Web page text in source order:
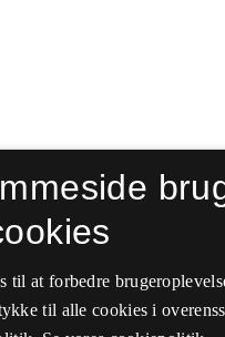
til at forbedre
til alle cookies i